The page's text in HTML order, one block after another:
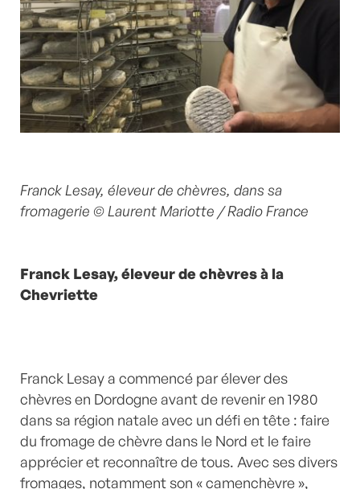
Franck Lesay, éleveur de chèvres, dans sa
fromagerie © Laurent Mariotte / Radio France
Franck Lesay, éleveur de chèvres à la
Chevriette
Franck Lesay a commencé par élever des
chèvres en Dordogne avant de revenir en 1980
dans sa région natale avec un défi en tête : faire
du fromage de chèvre dans le Nord et le faire
apprécier et reconnaître de tous. Avec ses divers
fromages, notamment son « camenchèvre »,